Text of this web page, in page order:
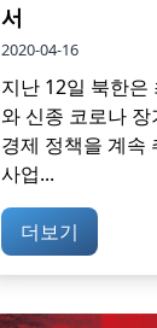
서
2020-04-16
지난 12일 북한은
와 신종 코로나
경제 정책을 계속
사업...
더보기